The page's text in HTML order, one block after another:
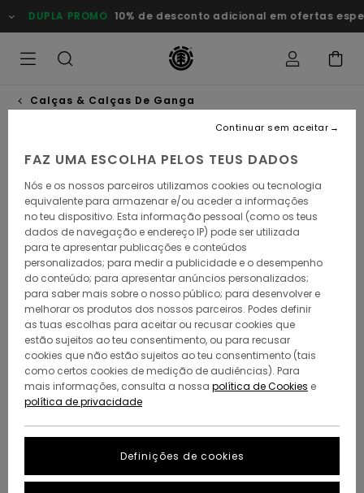
para
a
DUPLA PROMO 10% de desconto adicional em ofertas
Calças & Calças De Ganga
FAZ UMA ESCOLHA PELOS TEUS DADOS
Nós e os nossos parceiros utilizamos cookies ou tecnologia
equivalente para armazenar e/ou aceder a informações
no teu dispositivo. Esta informação pessoal (como os teus
dados de navegação e endereço IP) pode ser utilizada
para te apresentar publicações e conteúdos
personalizados; para medir a publicidade e o desempenho
do conteúdo; para apresentar anúncios personalizados;
para saber mais sobre o nosso público; para desenvolver e
melhorar os produtos dos nossos parceiros. Podes definir
as tuas escolhas para aceitar ou recusar cookies que
estão sujeitos ao teu consentimento, ou para recusar
cookies que não estão sujeitos ao teu consentimento (tais
como certos cookies de medição de audiências). Para
mais informações, consulta a nossa política de Cookies e
política de privacidade
Definições de cookies
Continuar sem aceitar